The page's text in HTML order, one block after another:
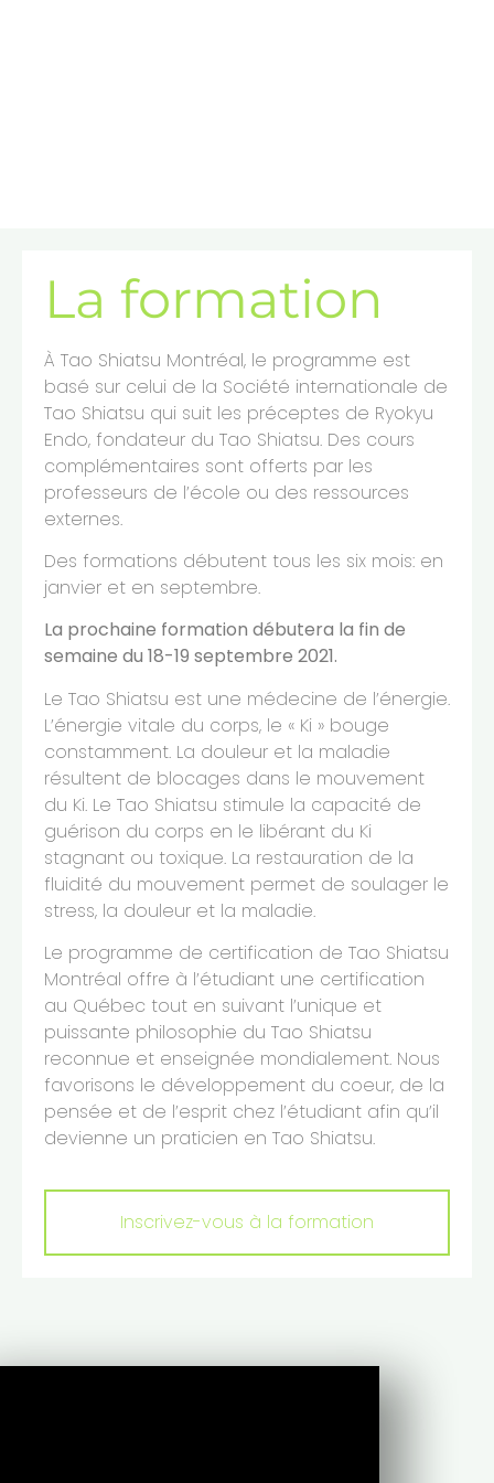
La formation
À Tao Shiatsu Montréal, le programme est
basé sur celui de la Société internationale de
Tao Shiatsu qui suit les préceptes de Ryokyu
Endo, fondateur du Tao Shiatsu. Des cours
complémentaires sont offerts par les
professeurs de l’école ou des ressources
externes.
Des formations débutent tous les six mois: en
janvier et en septembre.
La prochaine formation débutera la fin de
semaine du 18-19 septembre 2021.
Le Tao Shiatsu est une médecine de l’énergie.
L’énergie vitale du corps, le « Ki » bouge
constamment. La douleur et la maladie
résultent de blocages dans le mouvement
du Ki. Le Tao Shiatsu stimule la capacité de
guérison du corps en le libérant du Ki
stagnant ou toxique. La restauration de la
fluidité du mouvement permet de soulager le
stress, la douleur et la maladie.
Le programme de certification de Tao Shiatsu
Montréal offre à l’étudiant une certification
au Québec tout en suivant l’unique et
puissante philosophie du Tao Shiatsu
reconnue et enseignée mondialement. Nous
favorisons le développement du coeur, de la
pensée et de l’esprit chez l’étudiant afin qu’il
devienne un praticien en Tao Shiatsu.
Inscrivez-vous à la formation